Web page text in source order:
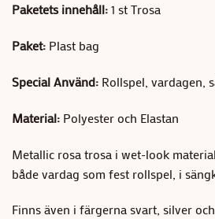
Paketets innehåll:1 st Trosa
Paket: Plast bag
Special Använd: Rollspel, vardagen,
Material: Polyester och Elastan
Metallic rosa trosa i wet-look
både vardag som fest rollspel, i
Finns även i färgerna svart, silver